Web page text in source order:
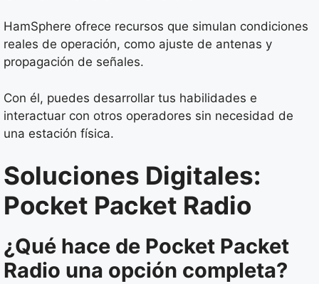
HamSphere ofrece recursos que simulan condiciones
reales de operación, como ajuste de antenas y
propagación de señales.
Con él, puedes desarrollar tus habilidades e
interactuar con otros operadores sin necesidad de
una estación física.
Soluciones Digitales:
Pocket Packet Radio
¿Qué hace de Pocket Packet
Radio una opción completa?